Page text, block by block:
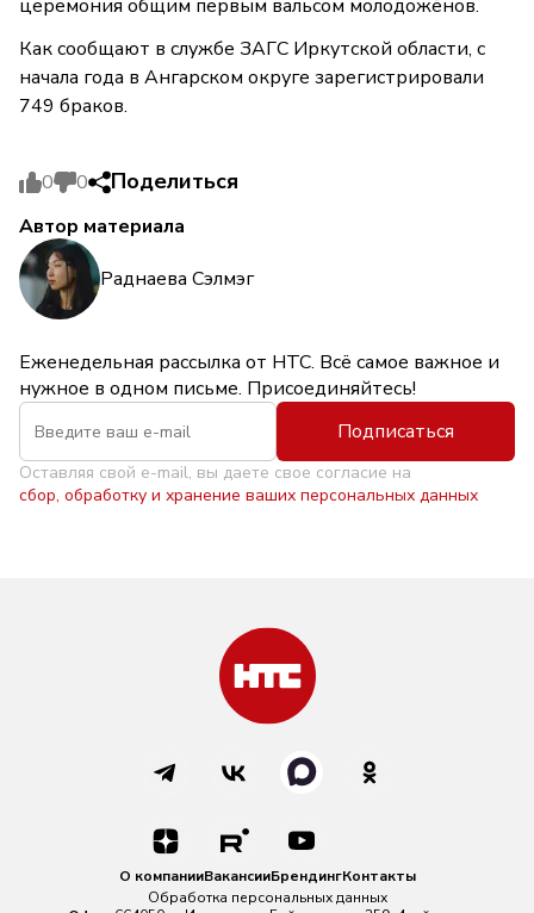
церемония общим первым вальсом молодожёнов.
Как сообщают в службе ЗАГС Иркутской области, с
начала года в Ангарском округе зарегистрировали
749 браков.
0 0 Поделиться
Автор материала
Раднаева Сэлмэг
Еженедельная рассылка от НТС. Всё самое важное и
нужное в одном письме. Присоединяйтесь!
Подписаться
Оставляя свой e-mail, вы даете свое согласие на
сбор, обработку и хранение ваших персональных данных
О компанииВакансииБрендингКонтакты
Обработка персональных данных